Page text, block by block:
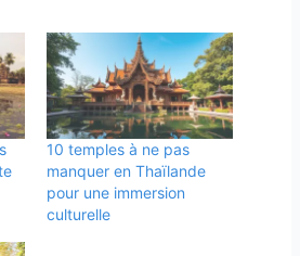
10 temples à ne pas
manquer en Thaïlande
pour une immersion
culturelle